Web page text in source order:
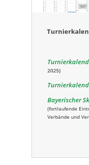
2025)
Bayerischer
(fortlaufende
Verbände und